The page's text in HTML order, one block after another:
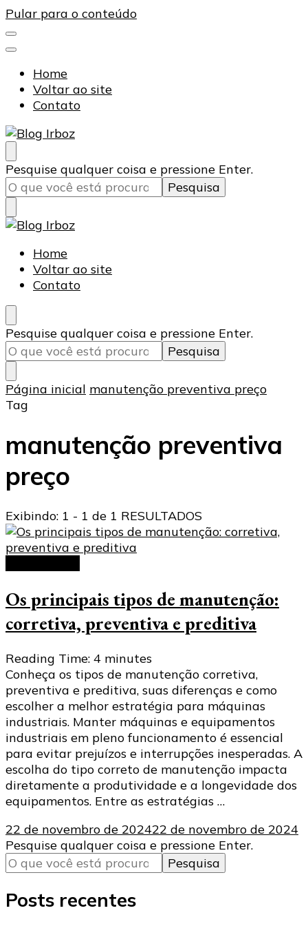
Pular para o conteúdo
Home
Voltar ao site
Contato
Blog Irboz
Blog de Lubrificação Industrial
Procurando
algo?
Pesquise qualquer coisa e pressione Enter.
Blog Irboz
Blog de Lubrificação Industrial
Home
Voltar ao site
Contato
Procurando
algo?
Pesquise qualquer coisa e pressione Enter.
Página inicial manutenção preventiva preço
Tag
manutenção preventiva
preço
Exibindo: 1 - 1 de 1 RESULTADOS
Os principais tipos de manutenção:
corretiva, preventiva e preditiva
Reading Time: 4 minutes
Conheça os tipos de manutenção corretiva,
preventiva e preditiva, suas diferenças e como
escolher a melhor estratégia para máquinas
industriais. Manter máquinas e equipamentos
industriais em pleno funcionamento é essencial
para evitar prejuízos e interrupções inesperadas. A
escolha do tipo correto de manutenção impacta
diretamente a produtividade e a longevidade dos
equipamentos. Entre as estratégias …
22 de novembro de 202422 de novembro de 2024
Procurando
algo?
Pesquise qualquer coisa e pressione Enter.
Posts recentes